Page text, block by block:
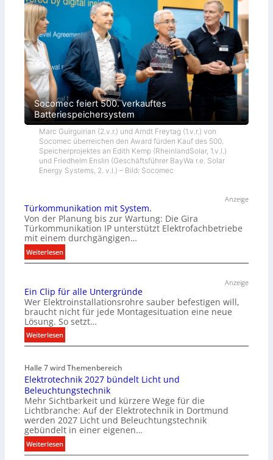
Socomec feiert 500. verkauftes
Batteriespeichersystem
Marc Guirguirian (2.v.r.) und Arndt Freytag (1.v.r.) von
Socomec überreichen den Award fürden Kauf des 500.
Speicherprojektes an Edith Kemp (RheinlandSolar, 1.v.l.)
und Friedhelm Enslin (Geschäftsführer BayWa r.e. Solar
Energy Systems, 2. v.l.) – Bild: Socomec
Anzeige
Türkommunikation mit System.
Von der Planung bis zur Wartung: Die Gira
Türkommunikation IP unterstützt Elektrofachbetriebe
mit einem durchgängigen…
Weiterlesen:
T
k
o
m
u
i
k
a
t
i
o
n
m
Anzeige
Ein Clip für alle Untergründe
Wer Elektroinstallationsrohre sauber befestigen will,
braucht nicht für jede Montagesituation eine neue
Lösung. So setzt…
Weiterlesen:
E
n
C
l
i
p
f
ü
r
Halle 7 wird Themenbereich
Elektrotechnik 2027 bündelt Licht und
Beleuchtungstechnik
Mehr Sichtbarkeit und kürzere Wege für die
Lichtbranche: Auf der Elektrotechnik in Dortmund
werden 2027 Licht und Beleuchtungstechnik
gebündelt in einer eigenen…
Weiterlesen:
E